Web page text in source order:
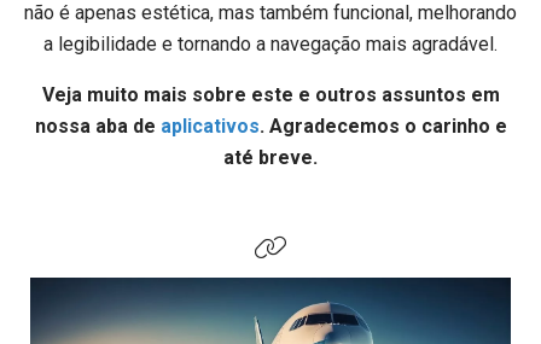
não é apenas estética, mas também funcional, melhorando
a legibilidade e tornando a navegação mais agradável.
Veja muito mais sobre este e outros assuntos em
nossa aba de aplicativos. Agradecemos o carinho e
até breve.